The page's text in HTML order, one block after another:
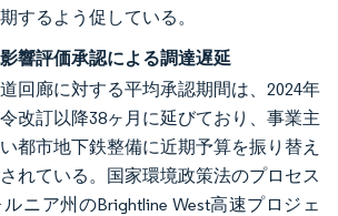
するよう促している。
響評価承認による調達遅延
回廊に対する平均承認期間は、2024年
改訂以降38ヶ月に延びており、事業主
都市地下鉄整備に近期予算を振り替え
れている。国家環境政策法のプロセス
ニア州のBrightline West高速プロジェ